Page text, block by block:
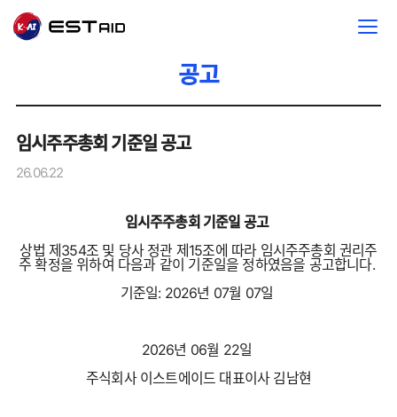
공고
임시주주총회 기준일 공고
26.06.22
임시주주총회 기준일 공고
상법 제354조 및 당사 정관 제15조에 따라 임시주주총회 권리주
주 확정을 위하여 다음과 같이 기준일을 정하였음을 공고합니다.
기준일: 2026년 07월 07일
2026년 06월 22일
주식회사 이스트에이드 대표이사 김남현